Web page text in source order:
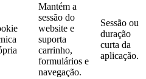
Mantém a
sessão do
website e
suporta
carrinho,
formulários e
navegação.
Sessão ou
duração
curta da
aplicação.